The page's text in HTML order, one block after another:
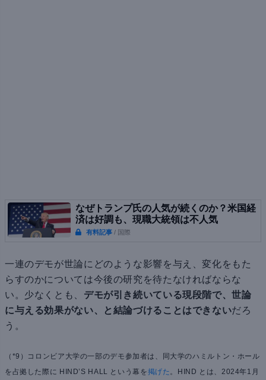
なぜトランプ氏の人気が続くのか？米国経
済は好調も、現職大統領は不人気
有料記事 / 国際
一連のデモが世論にどのような影響を与え、変化をもた
らすのかについては今後の研究を待たなければならな
い。少なくとも、 デモが引き続いている現段階で、世論
に与える効果がない、と結論づけることはできないだろ
う。
（*9）コロンビア大学の一部のデモ参加者は、同大学のハミルトン・ホール
を占拠した際に HIND’S HALL という幕を掲げた。HIND とは、2024年1月